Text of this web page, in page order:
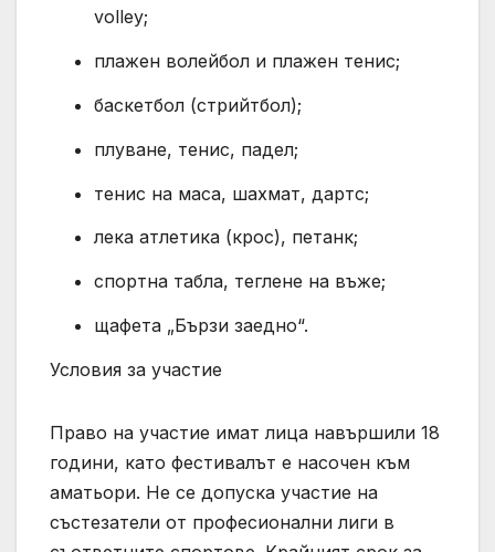
volley;
плажен волейбол и плажен тенис;
баскетбол (стрийтбол);
плуване, тенис, падел;
тенис на маса, шахмат, дартс;
лека атлетика (крос), петанк;
спортна табла, теглене на въже;
щафета „Бързи заедно“.
Условия за участие
Право на участие имат лица навършили 18
години, като фестивалът е насочен към
аматьори. Не се допуска участие на
състезатели от професионални лиги в